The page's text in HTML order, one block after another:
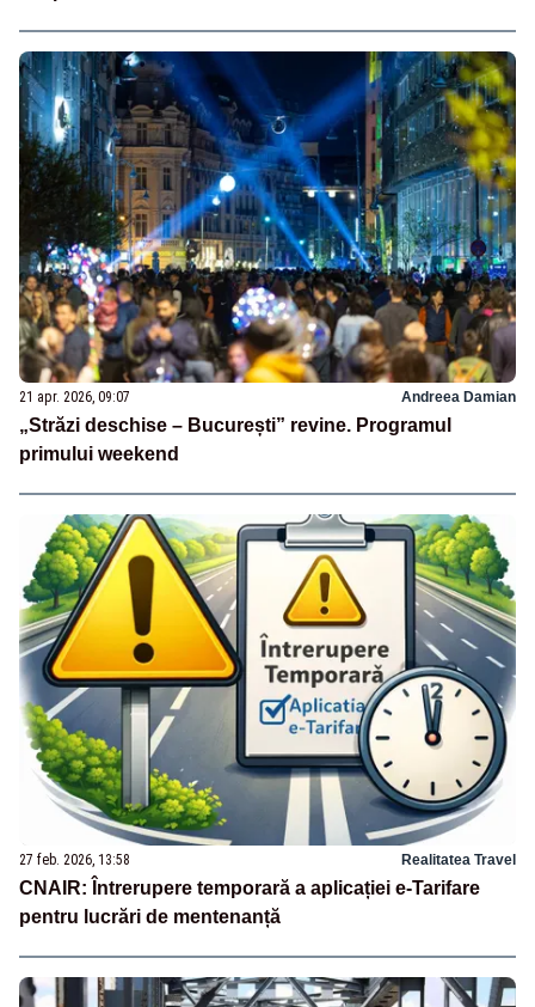
21 apr. 2026, 09:07 Andreea Damian
„Străzi deschise – București” revine. Programul
primului weekend
27 feb. 2026, 13:58 Realitatea Travel
CNAIR: Întrerupere temporară a aplicației e-Tarifare
pentru lucrări de mentenanță